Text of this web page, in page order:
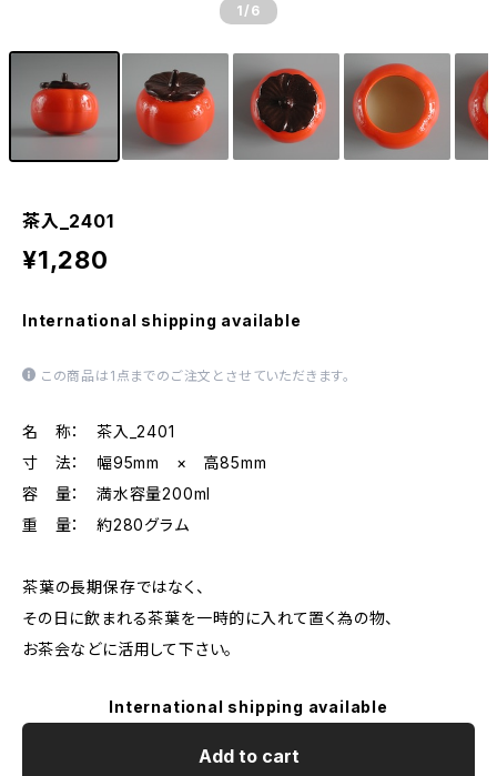
1 /6
茶入_2401
¥1,280
International shipping available
この商品は1点までのご注文とさせていただきます。
名 称： 茶入_2401
寸 法： 幅95mm × 高85mm
容 量： 満水容量200ml
重 量： 約280グラム
茶葉の長期保存ではなく、
その日に飲まれる茶葉を一時的に入れて置く為の物、
お茶会などに活用して下さい。
International shipping available
Add to cart